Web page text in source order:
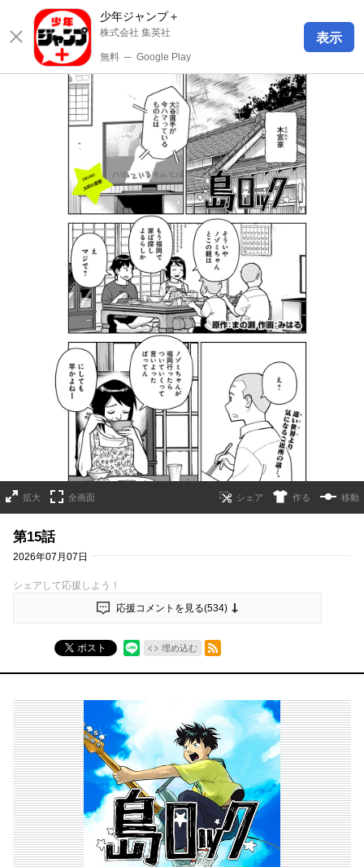
少年ジャンプ＋
株式会社 集英社
無料 ─ Google Play
表示
拡大 全画面 作る 移動
第15話
2026年07月07日
シェアして応援しよう！
応援コメントを見る(534)
ポスト 埋め込む
RSSフィード